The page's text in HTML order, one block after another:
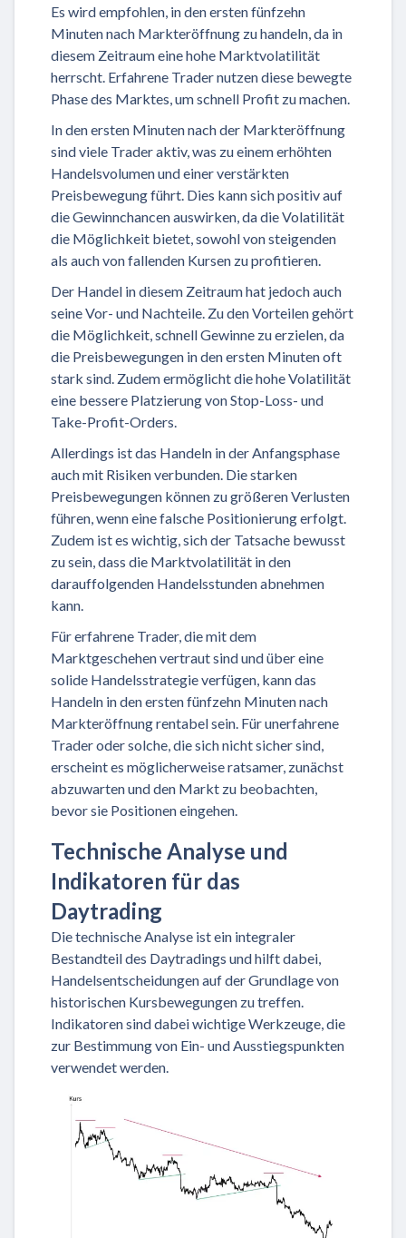
Es wird empfohlen, in den ersten fünfzehn
Minuten nach Markteröffnung zu handeln, da in
diesem Zeitraum eine hohe Marktvolatilität
herrscht. Erfahrene Trader nutzen diese bewegte
Phase des Marktes, um schnell Profit zu machen.
In den ersten Minuten nach der Markteröffnung
sind viele Trader aktiv, was zu einem erhöhten
Handelsvolumen und einer verstärkten
Preisbewegung führt. Dies kann sich positiv auf
die Gewinnchancen auswirken, da die Volatilität
die Möglichkeit bietet, sowohl von steigenden
als auch von fallenden Kursen zu profitieren.
Der Handel in diesem Zeitraum hat jedoch auch
seine Vor- und Nachteile. Zu den Vorteilen gehört
die Möglichkeit, schnell Gewinne zu erzielen, da
die Preisbewegungen in den ersten Minuten oft
stark sind. Zudem ermöglicht die hohe Volatilität
eine bessere Platzierung von Stop-Loss- und
Take-Profit-Orders.
Allerdings ist das Handeln in der Anfangsphase
auch mit Risiken verbunden. Die starken
Preisbewegungen können zu größeren Verlusten
führen, wenn eine falsche Positionierung erfolgt.
Zudem ist es wichtig, sich der Tatsache bewusst
zu sein, dass die Marktvolatilität in den
darauffolgenden Handelsstunden abnehmen
kann.
Für erfahrene Trader, die mit dem
Marktgeschehen vertraut sind und über eine
solide Handelsstrategie verfügen, kann das
Handeln in den ersten fünfzehn Minuten nach
Markteröffnung rentabel sein. Für unerfahrene
Trader oder solche, die sich nicht sicher sind,
erscheint es möglicherweise ratsamer, zunächst
abzuwarten und den Markt zu beobachten,
bevor sie Positionen eingehen.
Technische Analyse und
Indikatoren für das
Daytrading
Die technische Analyse ist ein integraler
Bestandteil des Daytradings und hilft dabei,
Handelsentscheidungen auf der Grundlage von
historischen Kursbewegungen zu treffen.
Indikatoren sind dabei wichtige Werkzeuge, die
zur Bestimmung von Ein- und Ausstiegspunkten
verwendet werden.